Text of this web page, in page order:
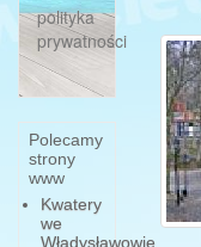
polityka
prywatności
Polecamy
strony
www
Kwatery
we
Władysławowie